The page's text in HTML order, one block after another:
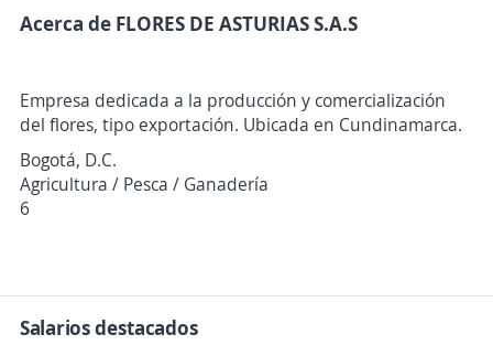
Acerca de FLORES DE ASTURIAS S.A.S
Empresa dedicada a la producción y comercialización
del flores, tipo exportación. Ubicada en Cundinamarca.
Bogotá, D.C.
Agricultura / Pesca / Ganadería
6
Salarios destacados